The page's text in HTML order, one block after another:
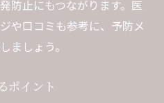
防止にもつながります。医
や口コミも参考に、予防メ
ましょう。
ポイント